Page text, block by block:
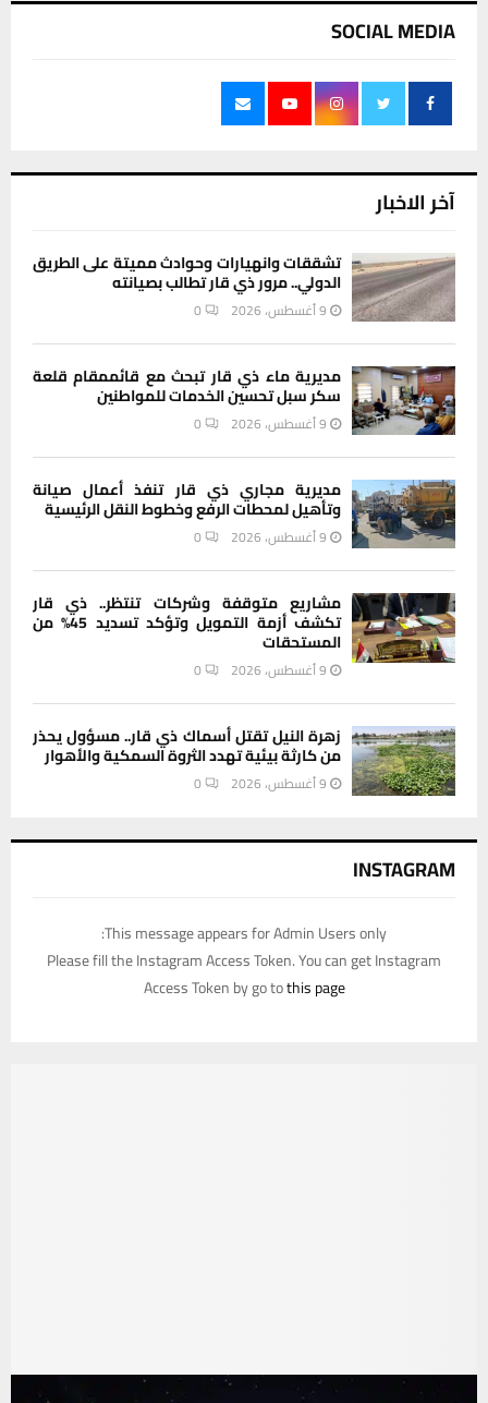
SOCIAL MEDIA
آخر الاخبار
تشققات وانهيارات وحوادث مميتة على الطريق
الدولي.. مرور ذي قار تطالب بصيانته
9 أغسطس، 2026 0
مديرية ماء ذي قار تبحث مع قائممقام قلعة
سكر سبل تحسين الخدمات للمواطنين
9 أغسطس، 2026 0
مديرية مجاري ذي قار تنفذ أعمال صيانة
وتأهيل لمحطات الرفع وخطوط النقل الرئيسية
9 أغسطس، 2026 0
مشاريع متوقفة وشركات تنتظر.. ذي قار
تكشف أزمة التمويل وتؤكد تسديد 45% من
المستحقات
9 أغسطس، 2026 0
زهرة النيل تقتل أسماك ذي قار.. مسؤول يحذر
من كارثة بيئية تهدد الثروة السمكية والأهوار
9 أغسطس، 2026 0
INSTAGRAM
This message appears for Admin Users only:
Please fill the Instagram Access Token. You can get Instagram
Access Token by go tothis page